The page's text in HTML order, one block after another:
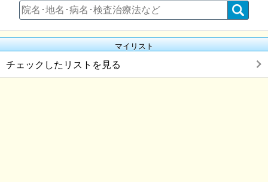
マイリスト
チェックしたリストを見る